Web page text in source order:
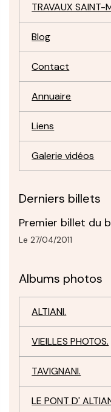
TRAVAUX SAINT-
Blog
Contact
Annuaire
Liens
Galerie vidéos
Derniers billets
Premier billet du
Le 27/04/2011
Albums photos
ALTIANI.
VIEILLES PHOTOS.
TAVIGNANI.
LE PONT D'